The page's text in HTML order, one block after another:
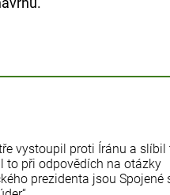
vystoupil proti Íránu a slíbil
to při odpovědích na otázky
prezidenta jsou Spojené